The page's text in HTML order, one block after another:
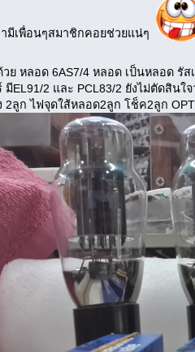
มีเพื่อนๆสมาชิกคอยช่วยแน่ๆ
ย หลอด 6AS7/4 หลอด เป็นหลอด รัส
มีEL91/2 และ PCL83/2 ยังไม่ตัดสินใ
2ลูก ไฟจุดใส้หลอด2ลูก โช็ค2ลูก